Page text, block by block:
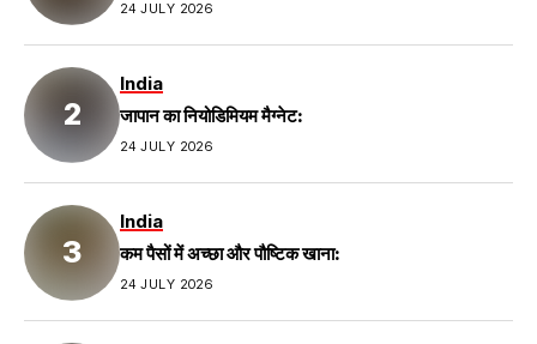
24 JULY 2026
India
जापान का नियोडिमियम मैग्नेट:
24 JULY 2026
India
कम पैसों में अच्छा और पौष्टिक खाना:
24 JULY 2026